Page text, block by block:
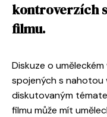
kontroverzích
filmu.
Diskuze o
spojených s nahotou
diskutovaným
filmu může mít